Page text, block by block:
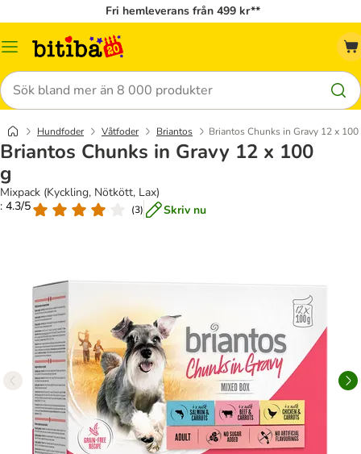
Fri hemleverans från 499 kr**
Meny
Sök
Hundfoder Våtfoder Briantos Briantos Chunks in Gravy 12 x 100
Briantos Chunks in Gravy 12 x 100
g
Mixpack (Kyckling, Nötkött, Lax)
: 4.3/5
(3) Skriv nu